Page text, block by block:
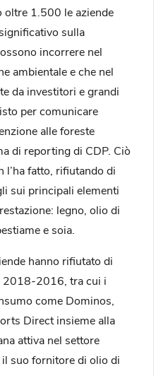
oltre 1.500 le aziende
sulla
incorrere nel
ambientale e che nel
da investitori e grandi
per comunicare
alle foreste
di reporting di CDP. Ciò
l’ha fatto, rifiutando di
sui principali elementi
legno, olio di
e soia.
hanno rifiutato di
2018-2016, tra cui i
come Dominos,
Direct insieme alla
attiva nel settore
suo fornitore di olio di